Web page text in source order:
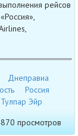
рейсов
Днеправиа
Россия
Тулпар Эйр
просмотров